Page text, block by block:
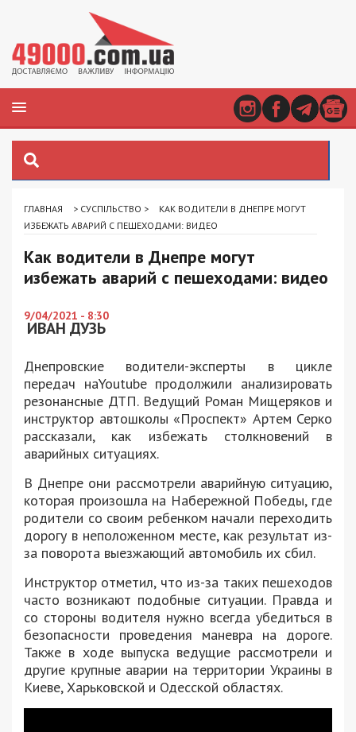
ГЛАВНАЯ > СУСПІЛЬСТВО >
КАК ВОДИТЕЛИ В ДНЕПРЕ МОГУТ
ИЗБЕЖАТЬ АВАРИЙ С ПЕШЕХОДАМИ: ВИДЕО
Как водители в Днепре могут
избежать аварий с пешеходами: видео
9/04/2021 - 8:30
ИВАН ДУЗЬ
Днепровские водители-эксперты в цикле
передач наYoutube продолжили анализировать
резонансные ДТП. Ведущий Роман Мищеряков и
инструктор автошколы «Проспект» Артем Серко
рассказали, как избежать столкновений в
аварийных ситуациях.
В Днепре они рассмотрели аварийную ситуацию,
которая произошла на Набережной Победы, где
родители со своим ребенком начали переходить
дорогу в неположенном месте, как результат из-
за поворота выезжающий автомобиль их сбил.
Инструктор отметил, что из-за таких пешеходов
часто возникают подобные ситуации. Правда и
со стороны водителя нужно всегда убедиться в
безопасности проведения маневра на дороге.
Также в ходе выпуска ведущие рассмотрели и
другие крупные аварии на территории Украины в
Киеве, Харьковской и Одесской областях.